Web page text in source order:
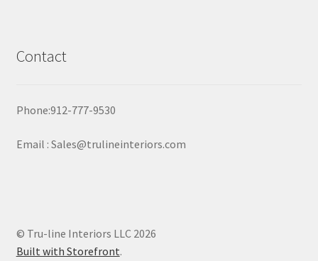
Contact
Phone:912-777-9530
Email : Sales@trulineinteriors.com
© Tru-line Interiors LLC 2026
Built with Storefront.